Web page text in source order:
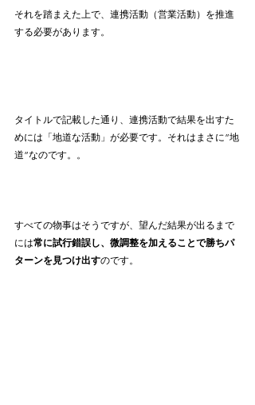
それを踏まえた上で、連携活動（営業活動）を推進
する必要があります。
タイトルで記載した通り、連携活動で結果を出すた
めには「地道な活動」が必要です。それはまさに”地
道”なのです。。
すべての物事はそうですが、望んだ結果が出るまで
には常に試行錯誤し、微調整を加えることで勝ちパ
ターンを見つけ出すのです。